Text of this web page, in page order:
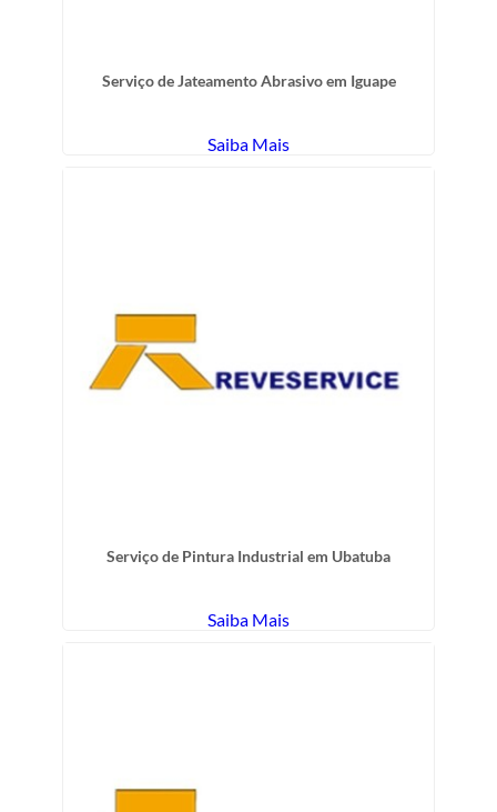
Serviço de Jateamento Abrasivo em Iguape
Saiba Mais
Serviço de Pintura Industrial em Ubatuba
Saiba Mais